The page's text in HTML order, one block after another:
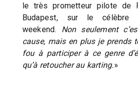
le très prometteur pilote de
Budapest, sur le célèbre
weekend. Non seulement
cause, mais en plus je prends
fou à participer à ce genre
qu’à retoucher au karting.»